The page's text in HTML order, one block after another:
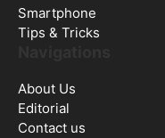
Smartphone
Tips & Tricks
About Us
Editorial
Contact us